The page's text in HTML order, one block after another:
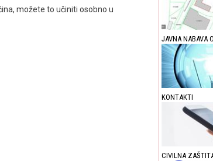
možete to učiniti osobno u
JAVNA NABAVA
KONTAKTI
CIVILNA